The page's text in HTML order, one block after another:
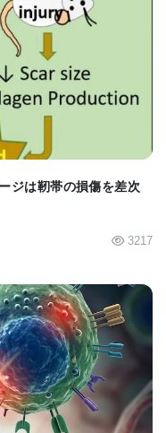
を持つ細胞が協力
。その中で、T細胞
染症と戦う際の 司
割を果たします。
を調節する 重要な
らの因子が 免疫シ
役割を担っている
能を理解すること
チンや治療薬を開
反応を抑えること
は語ります。
JP
ジは靭帯の損傷を差次
3217
JP